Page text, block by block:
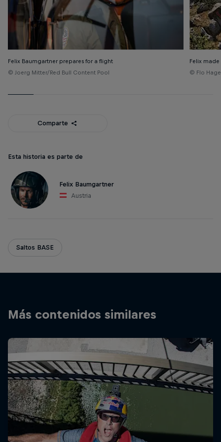
Felix Baumgartner prepares for a flight
© Joerg Mitter/Red Bull Content Pool
Felix made
© Flo
Comparte
Esta historia es parte de
Felix Baumgartner
Austria
Saltos BASE
Más contenidos similares